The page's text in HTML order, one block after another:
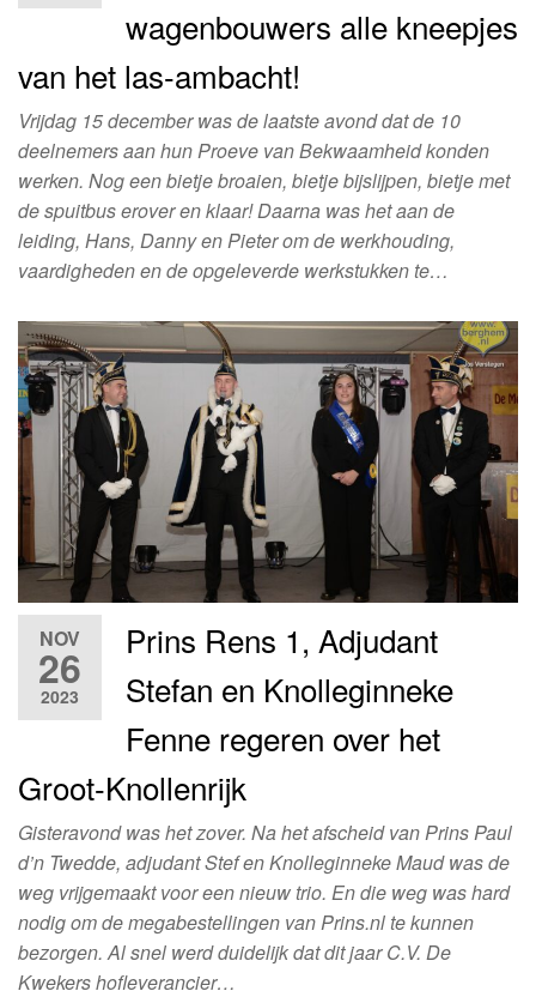
wagenbouwers alle kneepjes
van het las-ambacht!
Vrijdag 15 december was de laatste avond dat de 10
deelnemers aan hun Proeve van Bekwaamheid konden
werken. Nog een bietje broaien, bietje bijslijpen, bietje met
de spuitbus erover en klaar! Daarna was het aan de
leiding, Hans, Danny en Pieter om de werkhouding,
vaardigheden en de opgeleverde werkstukken te…
NOV
26
2023
Prins Rens 1, Adjudant
Stefan en Knolleginneke
Fenne regeren over het
Groot-Knollenrijk
Gisteravond was het zover. Na het afscheid van Prins Paul
d’n Twedde, adjudant Stef en Knolleginneke Maud was de
weg vrijgemaakt voor een nieuw trio. En die weg was hard
nodig om de megabestellingen van Prins.nl te kunnen
bezorgen. Al snel werd duidelijk dat dit jaar C.V. De
Kwekers hofleverancier…